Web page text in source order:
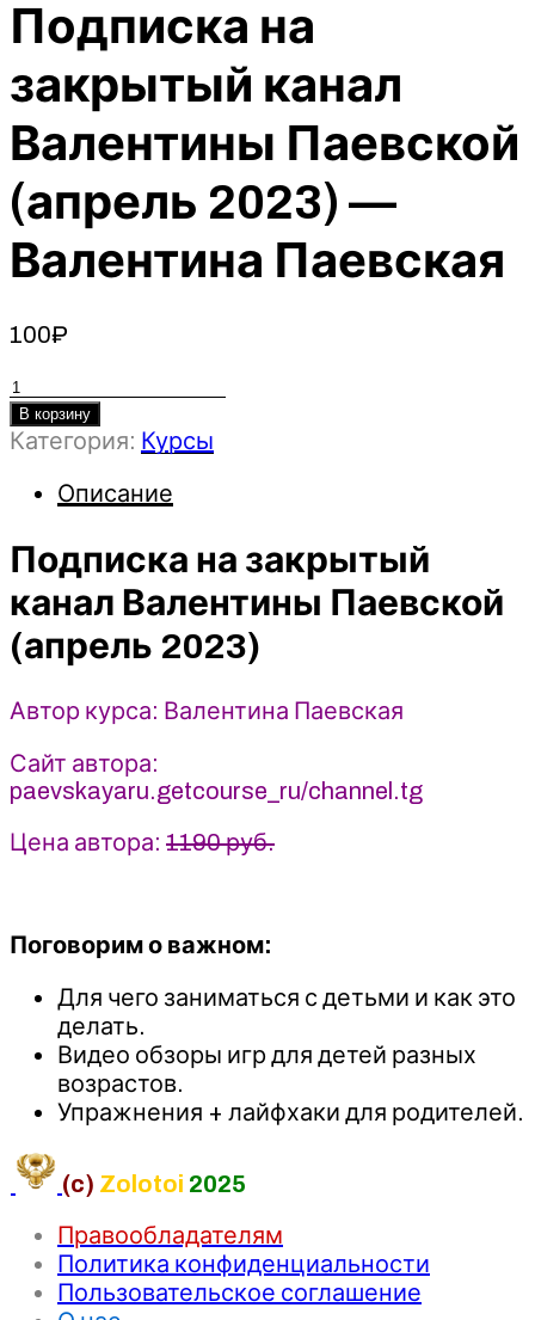
Подписка на
закрытый канал
Валентины Паевской
(апрель 2023) —
Валентина Паевская
100₽
Количество
товара
Подписка
закрытый
Валентины
Паевской
(апрель
2023)
-
Валентина
Паевская
В корзину
Категория: Курсы
Описание
Подписка на закрытый
канал Валентины Паевской
(апрель 2023)
Автор курса: Валентина Паевская
Сайт автора:
paevskayaru.getcourse_ru/channel.tg
Цена автора: 1190 руб.
Поговорим о важном:
Для чего заниматься с детьми и как это
делать.
Видео обзоры игр для детей разных
возрастов.
Упражнения + лайфхаки для родителей.
(c) Zolotoi 2025
Правообладателям
Политика конфиденциальности
Пользовательское соглашение